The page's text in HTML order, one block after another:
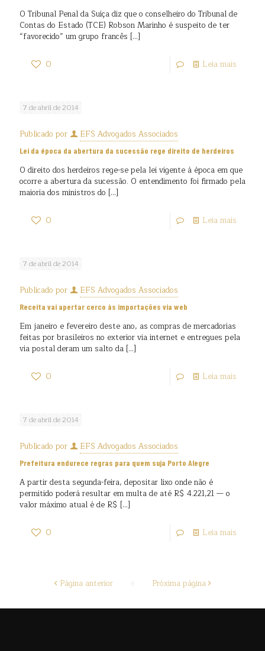
O Tribunal Penal da Suíça diz que o conselheiro do Tribunal de
Contas do Estado (TCE) Robson Marinho é suspeito de ter
“favorecido” um grupo francês […]
0 Leia mais
7 de abril de 2014
Publicado por EFS Advogados Associados
Lei da época da abertura da sucessão rege direito de herdeiros
O direito dos herdeiros rege-se pela lei vigente à época em que
ocorre a abertura da sucessão. O entendimento foi firmado pela
maioria dos ministros do […]
0 Leia mais
7 de abril de 2014
Publicado por EFS Advogados Associados
Receita vai apertar cerco às importações via web
Em janeiro e fevereiro deste ano, as compras de mercadorias
feitas por brasileiros no exterior via internet e entregues pela
via postal deram um salto da […]
0 Leia mais
7 de abril de 2014
Publicado por EFS Advogados Associados
Prefeitura endurece regras para quem suja Porto Alegre
A partir desta segunda-feira, depositar lixo onde não é
permitido poderá resultar em multa de até R$ 4.221,21 — o
valor máximo atual é de R$ […]
0 Leia mais
Página anterior Próxima página